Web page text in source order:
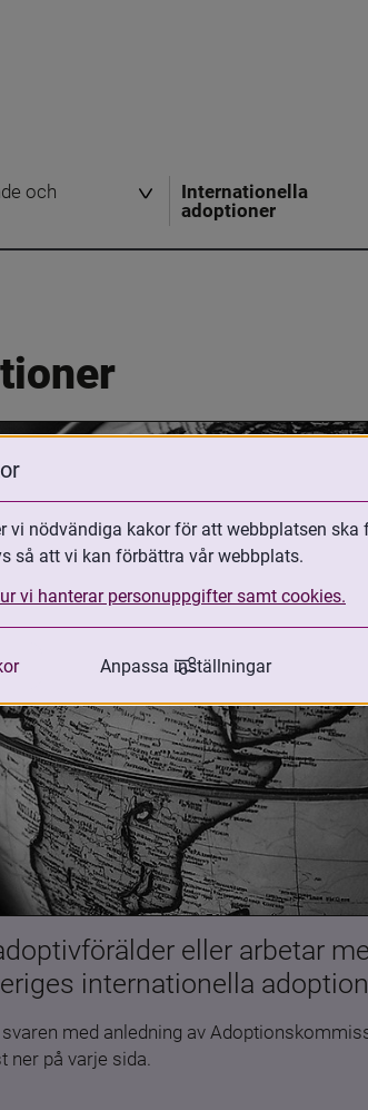
och
Internationella
adoptioner
eller arbetar
internationella
med anledning av
på varje sida.
vi nödvändiga kakor för att webbplatsen
så att vi kan förbättra vår webbplats.
vi hanterar personuppgifter samt cookies.
Anpassa inställningar